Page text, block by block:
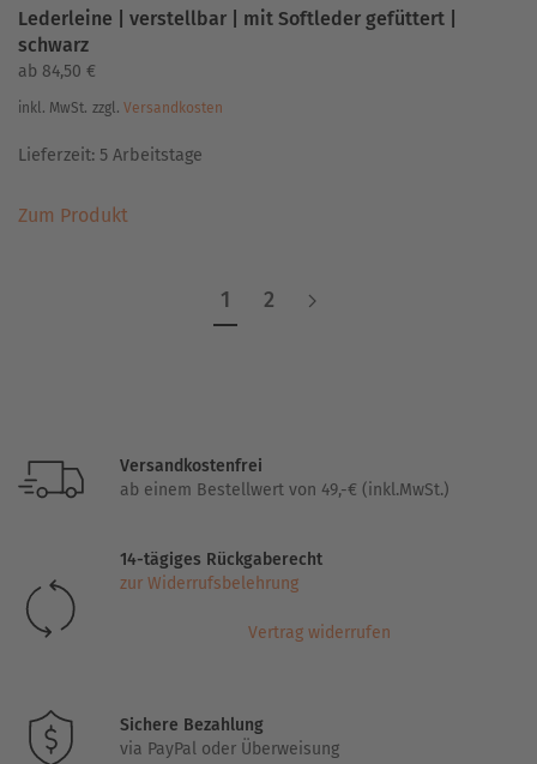
Lederleine | verstellbar | mit Softleder gefüttert |
schwarz
ab 84,50 €
inkl. MwSt. zzgl. Versandkosten
Lieferzeit: 5 Arbeitstage
Zum ProduktProdukt
der
werden
1 2
Versandkostenfrei
ab einem Bestellwert von 49,-€ (inkl.MwSt.)
14-tägiges Rückgaberecht
zur Widerrufsbelehrung
Vertrag widerrufen
Sichere Bezahlung
via PayPal oder Überweisung